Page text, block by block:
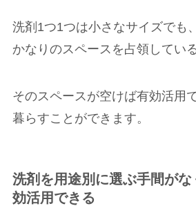
洗剤1つ1つは小さなサイズでも
かなりのスペースを占領してい
そのスペースが空けば有効活用
暮らすことができます。
洗剤を用途別に選ぶ手間が
効活用できる